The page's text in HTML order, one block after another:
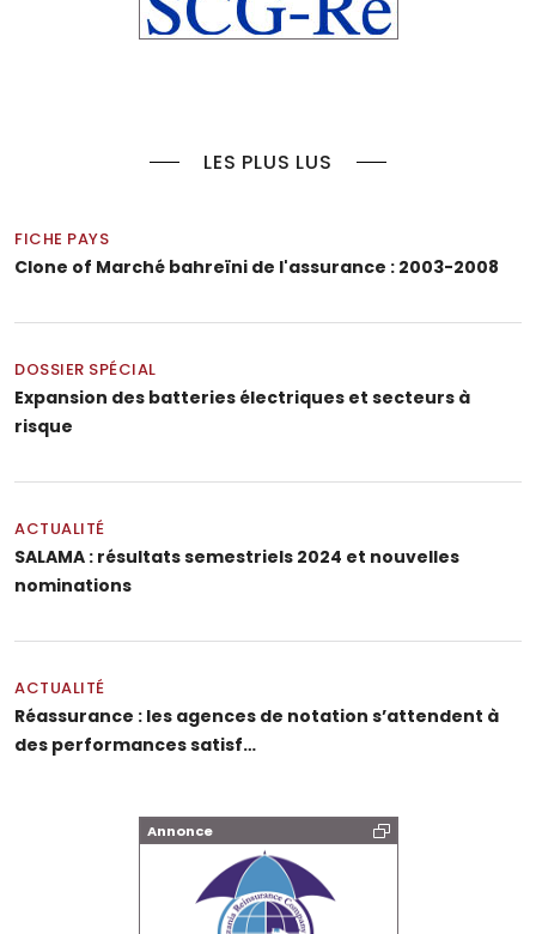
LES PLUS LUS
FICHE PAYS
Clone of Marché bahreïni de l'assurance : 2003-2008
DOSSIER SPÉCIAL
Expansion des batteries électriques et secteurs à
risque
ACTUALITÉ
SALAMA : résultats semestriels 2024 et nouvelles
nominations
ACTUALITÉ
Réassurance : les agences de notation s’attendent à
des performances satisf…
Annonce